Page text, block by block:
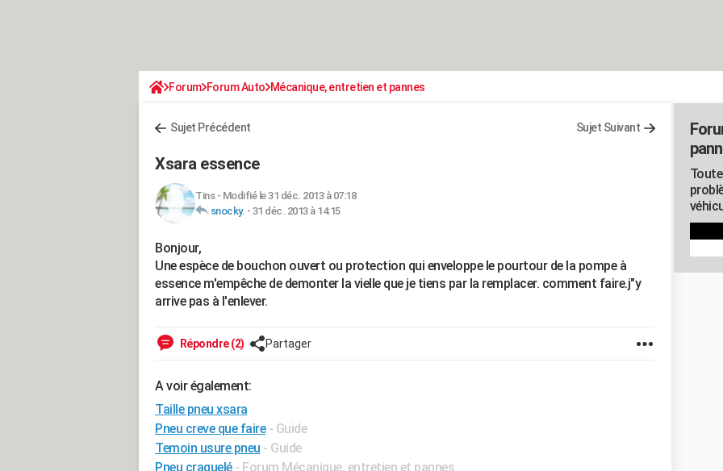
Forum Forum Auto Mécanique, entretien et pannes
Sujet Précédent Sujet Suivant
Xsara essence
Tins- Modifié le 31 déc. 2013 à 07:18
snocky. - 31 déc. 2013 à 14:15
Bonjour,
Une espèce de bouchon ouvert ou protection qui enveloppe le pourtour de la pompe à
essence m'empêche de demonter la vielle que je tiens par la remplacer. comment faire.j"y
arrive pas à l'enlever.
Répondre (2) Partager
A voir également:
Taille pneu xsara
Pneu creve que faire - Guide
Temoin usure pneu - Guide
Pneu craquelé - Forum Mécanique, entretien et pannes